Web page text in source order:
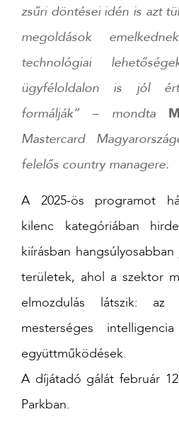
zsűri döntései idén is azt
megoldások
technológiai
ügyféloldalon is jól
formálják”– mondta
Mastercard
felelős country managere.
A 2025-ös programot
kilenc kategóriában
kiírásban
területek, ahol a szektor
elmozdulás látszik: az
mesterséges
együttműködések.
A díjátadó gálát február
Parkban.